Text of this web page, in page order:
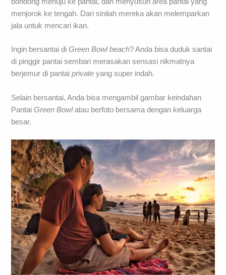
menjorok ke tengah. Dari sinilah mereka akan melemparkan
jala untuk mencari ikan.
Ingin bersantai diGreen Bowl beach? Anda bisa duduk santai
di pinggir pantai sembari merasakan sensasi nikmatnya
berjemur di pantaiprivate yang super indah.
Selain bersantai, Anda bisa mengambil gambar keindahan
PantaiGreen Bowlatau berfoto bersama dengan keluarga
besar.